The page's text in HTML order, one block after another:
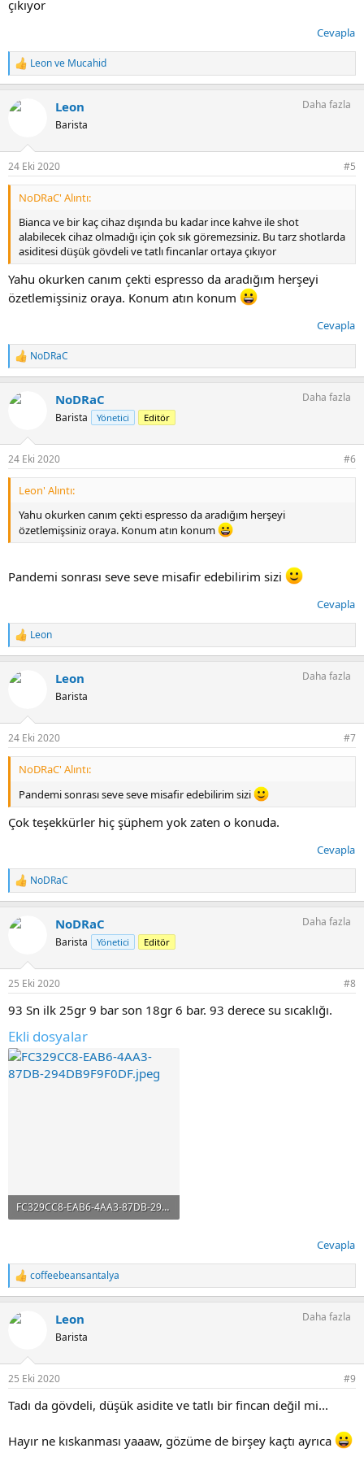
çıkıyor
Cevapla
T
e
k
:
Leonve Mucahid
Leon
Barista
Daha fazla
24 Eki 2020 #5
NoDRaC' Alıntı:
Bianca ve bir kaç cihaz dışında bu kadar ince kahve ile shot
alabilecek cihaz olmadığı için çok sık göremezsiniz. Bu tarz shotlarda
asiditesi düşük gövdeli ve tatlı fincanlar ortaya çıkıyor
Yahu okurken canım çekti espresso da aradığım herşeyi
özetlemişsiniz oraya. Konum atın konum
Cevapla
T
e
k
:
NoDRaC
NoDRaC
Barista Yönetici Editör
Daha fazla
24 Eki 2020 #6
Leon' Alıntı:
Yahu okurken canım çekti espresso da aradığım herşeyi
özetlemişsiniz oraya. Konum atın konum
Pandemi sonrası seve seve misafir edebilirim sizi
Cevapla
T
e
k
:
Leon
Leon
Barista
Daha fazla
24 Eki 2020 #7
NoDRaC' Alıntı:
Pandemi sonrası seve seve misafir edebilirim sizi
Çok teşekkürler hiç şüphem yok zaten o konuda.
Cevapla
T
e
k
:
NoDRaC
NoDRaC
Barista Yönetici Editör
Daha fazla
25 Eki 2020 #8
93 Sn ilk 25gr 9 bar son 18gr 6 bar. 93 derece su sıcaklığı.
Ekli dosyalar
FC329CC8-EAB6-4AA3-87DB-294DB9F9F0DF.jpeg
Cevapla
T
e
k
:
coffeebeansantalya
Leon
Barista
Daha fazla
25 Eki 2020 #9
Tadı da gövdeli, düşük asidite ve tatlı bir fincan değil mi...
Hayır ne kıskanması yaaaw, gözüme de birşey kaçtı ayrıca